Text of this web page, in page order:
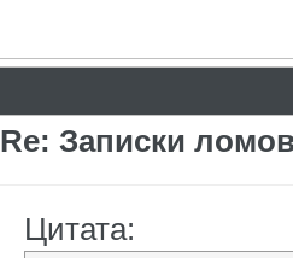
Re: Записки
Цитата: